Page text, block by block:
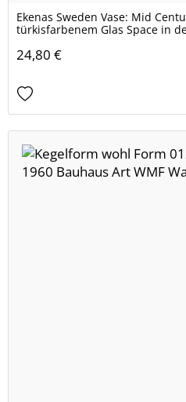
Ekenas Sweden Vase: Mid
türkisfarbenem Glas Space in
24,80 €